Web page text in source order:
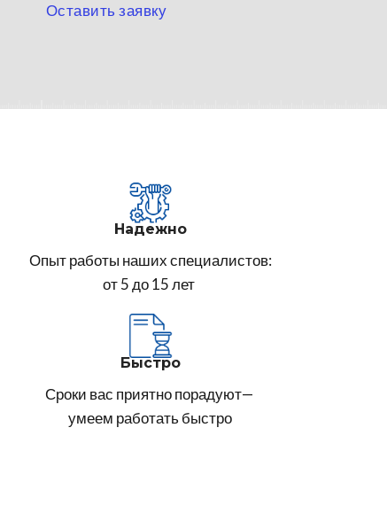
Оставить заявку
Надежно
Опыт работы наших специалистов:
от 5 до 15 лет
Быстро
Сроки вас приятно порадуют—
умеем работать быстро